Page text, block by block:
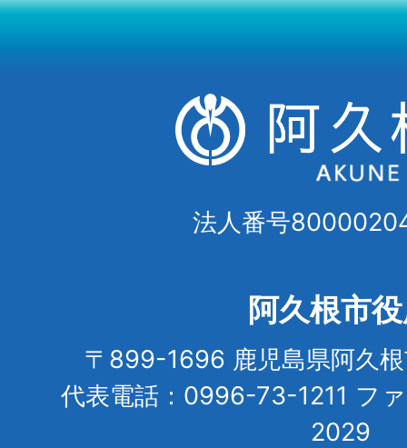
法人番号
阿久根市
〒899-1696 鹿児島県阿久
代表電話：0996-73-1211 フ
2029